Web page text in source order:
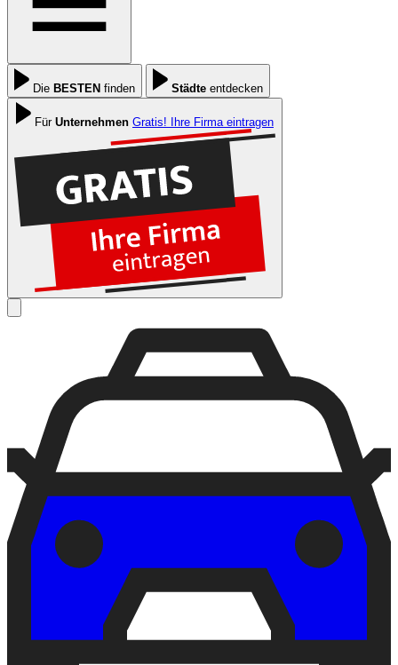
Die BESTEN finden Städte entdecken
Für Unternehmen Gratis! Ihre Firma eintragen